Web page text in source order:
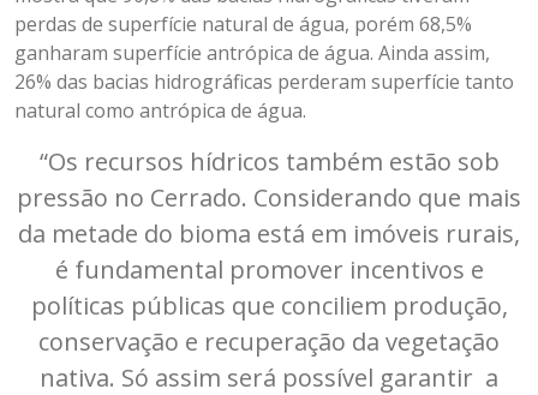
perdas de superfície natural de água, porém 68,5%
ganharam superfície antrópica de água. Ainda assim,
26% das bacias hidrográficas perderam superfície tanto
natural como antrópica de água.
“Os recursos hídricos também estão sob
pressão no Cerrado. Considerando que mais
da metade do bioma está em imóveis rurais,
é fundamental promover incentivos e
políticas públicas que conciliem produção,
conservação e recuperação da vegetação
nativa. Só assim será possível garantir a